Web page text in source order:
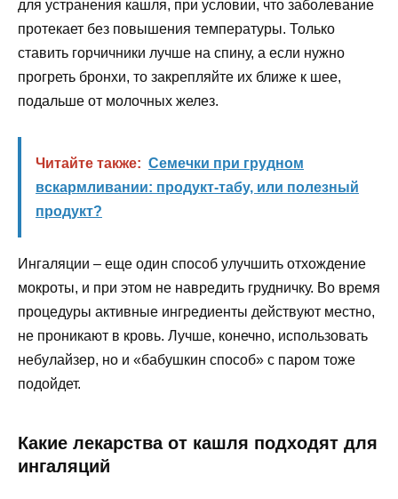
для устранения кашля, при условии, что заболевание
протекает без повышения температуры. Только
ставить горчичники лучше на спину, а если нужно
прогреть бронхи, то закрепляйте их ближе к шее,
подальше от молочных желез.
Читайте также: Семечки при грудном
вскармливании: продукт-табу, или полезный
продукт?
Ингаляции – еще один способ улучшить отхождение
мокроты, и при этом не навредить грудничку. Во время
процедуры активные ингредиенты действуют местно,
не проникают в кровь. Лучше, конечно, использовать
небулайзер, но и «бабушкин способ» с паром тоже
подойдет.
Какие лекарства от кашля подходят для
ингаляций